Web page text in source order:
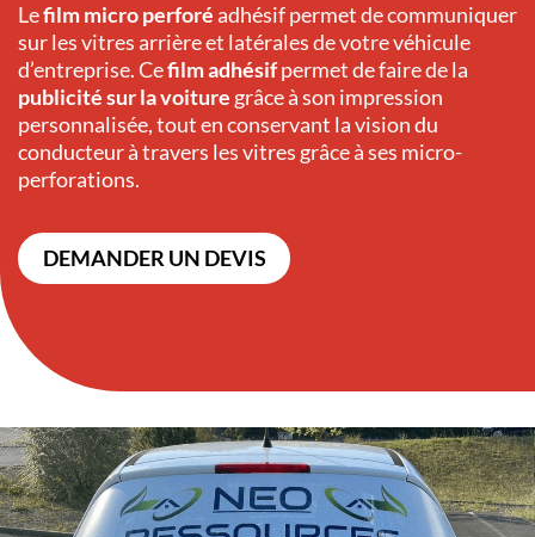
Lefilm micro perforéadhésif permet de communiquer
sur les vitres arrière et latérales de votre véhicule
d’entreprise. Cefilm adhésifpermet de faire de la
publicité sur la voiture grâce à son impression
personnalisée, tout en conservant la vision du
conducteur à travers les vitres grâce à ses micro-
perforations.
DEMANDER UN DEVIS